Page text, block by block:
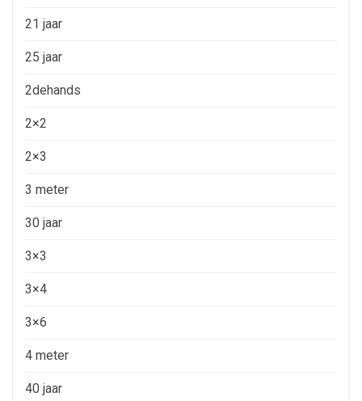
21 jaar
25 jaar
2dehands
2×2
2×3
3 meter
30 jaar
3×3
3×4
3×6
4 meter
40 jaar